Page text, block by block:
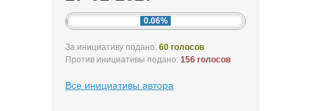
0.06%
За инициативу подано: 60 голосов
Против инициативы подано: 156 голосов
Все инициативы автора